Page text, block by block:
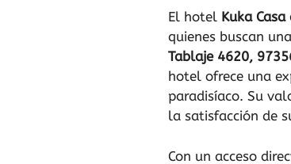
El hotel Kuka
quienes buscan
Tablaje 4620,
hotel ofrece una
paradisíaco. Su
la satisfacción de
Con un acceso